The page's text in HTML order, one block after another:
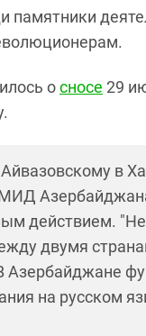
осносе 29
в
МИД
действием.
двумя
на русском